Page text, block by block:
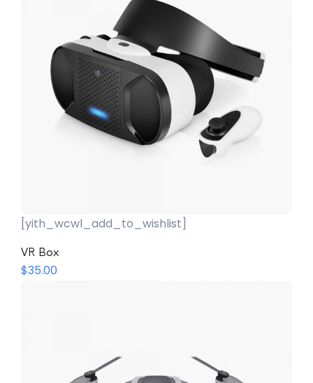
Añadir Al Carrito
[yith_wcwl_add_to_wishlist]
VR Box
$35.00